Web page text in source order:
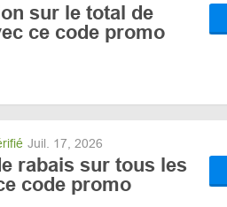
sur le total de
ce code promo
Juil. 17, 2026
rabais sur tous les
code promo